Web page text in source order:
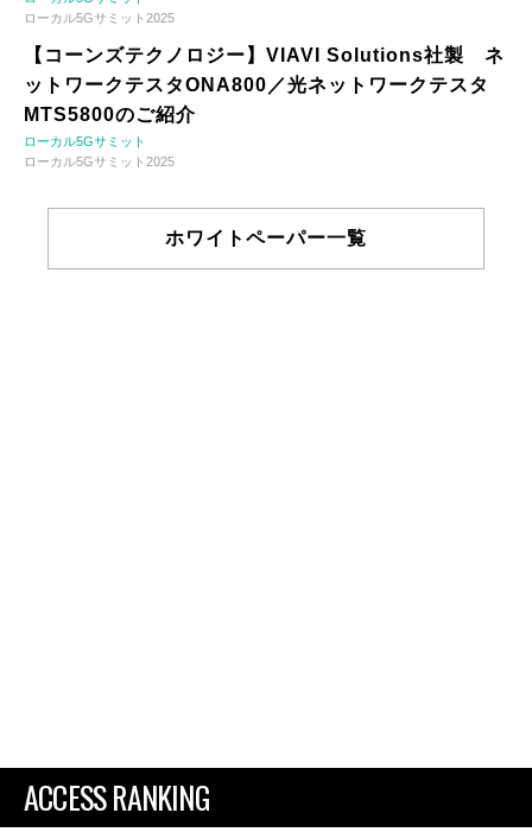
ローカル5Gサミット2025
【コーンズテクノロジー】VIAVI Solutions社製 ネ
ットワークテスタONA800／光ネットワークテスタ
MTS5800のご紹介
ローカル5Gサミット
ローカル5Gサミット2025
ホワイトペーパー一覧
ACCESS RANKING